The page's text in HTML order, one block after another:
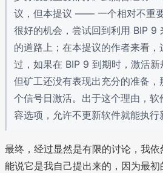
议，但本提议 —— 一个相对不重
很好的机会，尝试回到利用 BIP 9
的道路上；在本提议的作者来看
过，如果在 BIP 9 到期时，激活新
但矿工还没有表现出充分的准备
个信号日激活。出于这个理由，
容选项，允许不更新软件就能执行
最终，经过显然是有限的讨论，我
能说它是我自己提出来的，因为最